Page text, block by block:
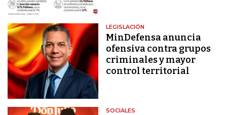
LEGISLACIÓN
MinDefensa anuncia
ofensiva contra grupos
criminales y mayor
control territorial
SOCIALES